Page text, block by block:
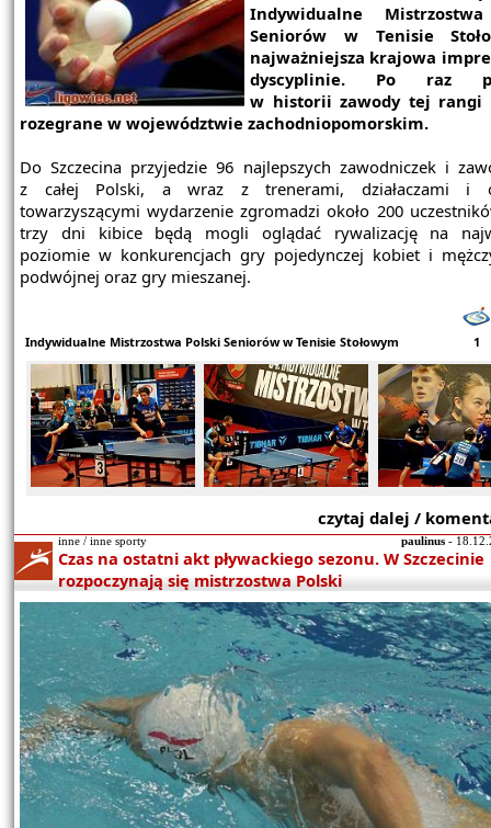
Indywidualne
Seniorów w Tenisie
najważniejsza krajowa
dyscyplinie. Po raz
w historii zawody tej rangi
rozegrane w województwie zachodniopomorskim.
Do Szczecina przyjedzie 96 najlepszych zawodniczek i
z całej Polski, a wraz z trenerami, działaczami i
towarzyszącymi wydarzenie zgromadzi około 200
trzy dni kibice będą mogli oglądać rywalizację na
poziomie w konkurencjach gry pojedynczej kobiet i
podwójnej oraz gry mieszanej.
Indywidualne Mistrzostwa Polski Seniorów w Tenisie Stołowym 1
czytaj dalej /
inne / inne sporty paulinus -
Czas na ostatni akt pływackiego sezonu. W Szczecinie
rozpoczynają się mistrzostwa Polski